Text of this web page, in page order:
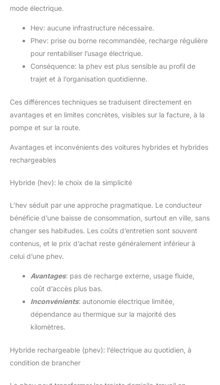
mode électrique.
Hev: aucune infrastructure nécessaire.
Phev: prise ou borne recommandée, recharge régulière
pour rentabiliser l’usage électrique.
Conséquence: la phev est plus sensible au profil de
trajet et à l’organisation quotidienne.
Ces différences techniques se traduisent directement en
avantages et en limites concrètes, visibles sur la facture, à la
pompe et sur la route.
Avantages et inconvénients des voitures hybrides et hybrides
rechargeables
Hybride (hev): le choix de la simplicité
L’hev séduit par une approche pragmatique. Le conducteur
bénéficie d’une baisse de consommation, surtout en ville, sans
changer ses habitudes. Les coûts d’entretien sont souvent
contenus, et le prix d’achat reste généralement inférieur à
celui d’une phev.
Avantages: pas de recharge externe, usage fluide,
coût d’accès plus bas.
Inconvénients: autonomie électrique limitée,
dépendance au thermique sur la majorité des
kilomètres.
Hybride rechargeable (phev): l’électrique au quotidien, à
condition de brancher